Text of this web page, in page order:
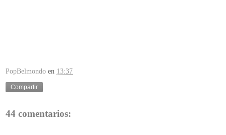
PopBelmondo en 13:37
Compartir
44 comentarios: